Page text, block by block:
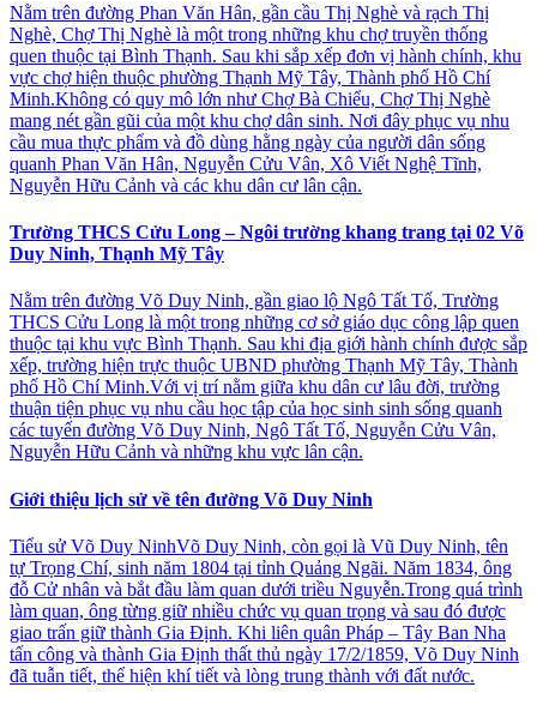
Nằm trên đường Phan Văn Hân, gần cầu Thị Nghè và rạch Thị
Nghè, Chợ Thị Nghè là một trong những khu chợ truyền thống
quen thuộc tại Bình Thạnh. Sau khi sắp xếp đơn vị hành chính, khu
vực chợ hiện thuộc phường Thạnh Mỹ Tây, Thành phố Hồ Chí
Minh.Không có quy mô lớn như Chợ Bà Chiểu, Chợ Thị Nghè
mang nét gần gũi của một khu chợ dân sinh. Nơi đây phục vụ nhu
cầu mua thực phẩm và đồ dùng hằng ngày của người dân sống
quanh Phan Văn Hân, Nguyễn Cửu Vân, Xô Viết Nghệ Tĩnh,
Nguyễn Hữu Cảnh và các khu dân cư lân cận.
Trường THCS Cửu Long – Ngôi trường khang trang tại 02 Võ
Duy Ninh, Thạnh Mỹ Tây
Nằm trên đường Võ Duy Ninh, gần giao lộ Ngô Tất Tố, Trường
THCS Cửu Long là một trong những cơ sở giáo dục công lập quen
thuộc tại khu vực Bình Thạnh. Sau khi địa giới hành chính được sắp
xếp, trường hiện trực thuộc UBND phường Thạnh Mỹ Tây, Thành
phố Hồ Chí Minh.Với vị trí nằm giữa khu dân cư lâu đời, trường
thuận tiện phục vụ nhu cầu học tập của học sinh sinh sống quanh
các tuyến đường Võ Duy Ninh, Ngô Tất Tố, Nguyễn Cửu Vân,
Nguyễn Hữu Cảnh và những khu vực lân cận.
Giới thiệu lịch sử về tên đường Võ Duy Ninh
Tiểu sử Võ Duy NinhVõ Duy Ninh, còn gọi là Vũ Duy Ninh, tên
tự Trọng Chí, sinh năm 1804 tại tỉnh Quảng Ngãi. Năm 1834, ông
đỗ Cử nhân và bắt đầu làm quan dưới triều Nguyễn.Trong quá trình
làm quan, ông từng giữ nhiều chức vụ quan trọng và sau đó được
giao trấn giữ thành Gia Định. Khi liên quân Pháp – Tây Ban Nha
tấn công và thành Gia Định thất thủ ngày 17/2/1859, Võ Duy Ninh
đã tuẫn tiết, thể hiện khí tiết và lòng trung thành với đất nước.